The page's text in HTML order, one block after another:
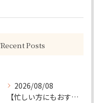
Recent Posts
2026/08/08
【忙しい方にもおすすめ】ゴールド＆ホワイトの大人ニュアンスホイルネイル